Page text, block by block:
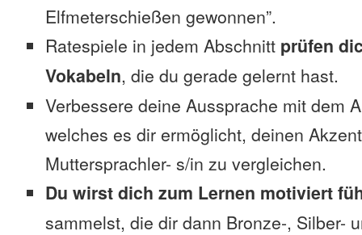
Elfmeterschießen gewonnen”.
Ratespiele in jedem Abschnitt prüfen
Vokabeln, die du gerade gelernt hast.
Verbessere deine Aussprache mit dem
welches es dir ermöglicht, deinen
Muttersprachler- s/in zu vergleichen.
Du wirst dich zum Lernen motiviert
sammelst, die dir dann Bronze-, Silber-